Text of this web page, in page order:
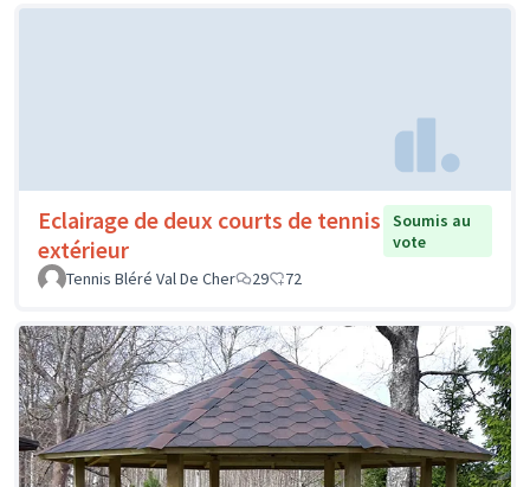
Eclairage de deux courts de tennis
extérieur
Soumis au
vote
Tennis Bléré Val De Cher
29 72